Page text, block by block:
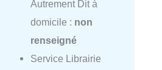
Autrement Dit à
domicile : non
renseigné
Service Librairie